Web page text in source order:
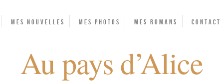
Mes Nouvelles Mes photos Mes Romans Contact
Au pays d’Alice